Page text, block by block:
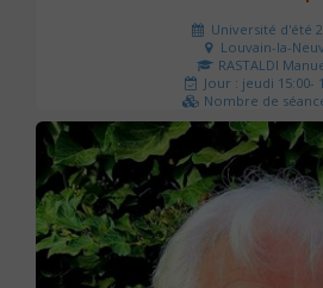
Université d'été
Louvain-la-
RASTALDI
Jour : jeudi 15:00-
Nombre de
0 €